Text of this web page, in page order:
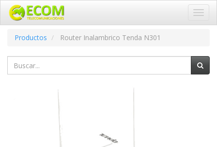
Productos
Router Inalambrico Tenda N301